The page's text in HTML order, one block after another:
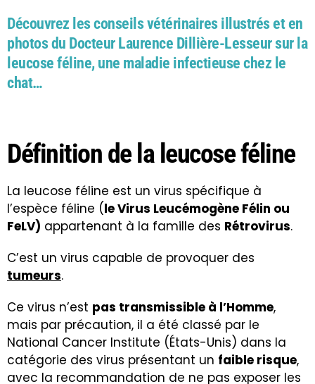
Découvrez les conseils vétérinaires illustrés et en
photos du Docteur Laurence Dillière-Lesseur sur la
leucose féline, une maladie infectieuse chez le
chat…
Définition de la leucose féline
La leucose féline est un virus spécifique à
l’espèce féline (le Virus Leucémogène Félin ou
FeLV) appartenant à la famille des Rétrovirus.
C’est un virus capable de provoquer des
tumeurs.
Ce virus n’est pas transmissible à l’Homme,
mais par précaution, il a été classé par le
National Cancer Institute (États-Unis) dans la
catégorie des virus présentant un faible risque,
avec la recommandation de ne pas exposer les